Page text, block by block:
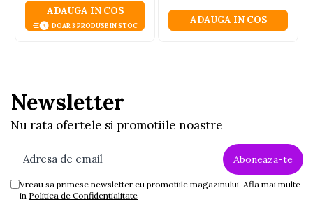
ADAUGA IN COS
DOAR 3 PRODUSE IN STOC ADAUGA IN COS
Newsletter
Nu rata ofertele si promotiile noastre
Vreau sa primesc newsletter cu promotiile magazinului. Afla mai multe
in Politica de Confidentialitate